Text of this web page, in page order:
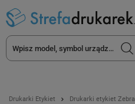
Drukarki Etykiet Drukarki etykiet Zebra